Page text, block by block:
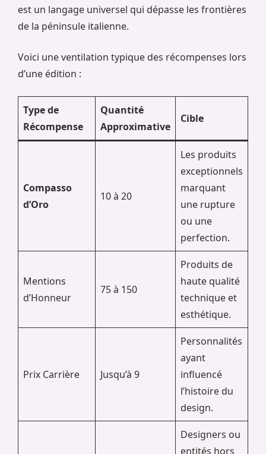
est un langage universel qui dépasse les frontières
de la péninsule italienne.
Voici une ventilation typique des récompenses lors
d’une édition :
Type de
Récompense
Quantité
Approximative
Cible
Compasso
d’Oro
10 à 20
Les produits
exceptionnels
marquant
une rupture
ou une
perfection.
Mentions
d’Honneur
75 à 150
Produits de
haute qualité
technique et
esthétique.
Prix Carrière Jusqu’à 9
Personnalités
ayant
influencé
l’histoire du
design.
Designers ou
entités hors